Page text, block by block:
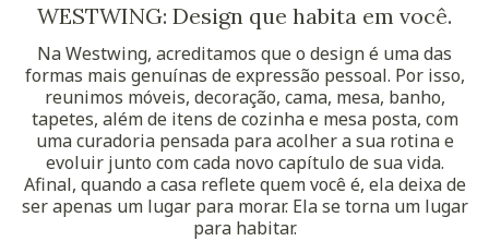
WESTWING: Design que habita em você.
Na Westwing, acreditamos que o design é uma das
formas mais genuínas de expressão pessoal. Por isso,
reunimos móveis, decoração, cama, mesa, banho,
tapetes, além de itens de cozinha e mesa posta, com
uma curadoria pensada para acolher a sua rotina e
evoluir junto com cada novo capítulo de sua vida.
Afinal, quando a casa reflete quem você é, ela deixa de
ser apenas um lugar para morar. Ela se torna um lugar
para habitar.